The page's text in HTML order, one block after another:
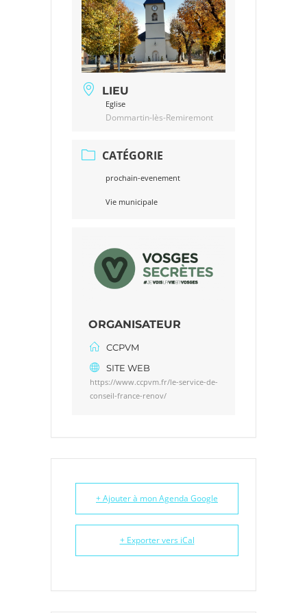
LIEU
Eglise
Dommartin-lès-Remiremont
CATÉGORIE
prochain-evenement
Vie municipale
ORGANISATEUR
CCPVM
SITE WEB
https://www.ccpvm.fr/le-service-de-
conseil-france-renov/
+ Ajouter à mon Agenda Google
+ Exporter vers iCal